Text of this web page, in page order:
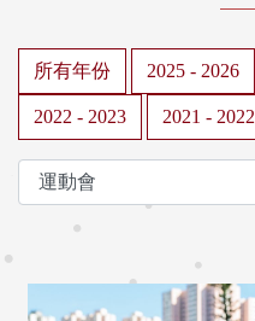
所有年份 2025 - 2026
2022 - 2023 2021 - 2022